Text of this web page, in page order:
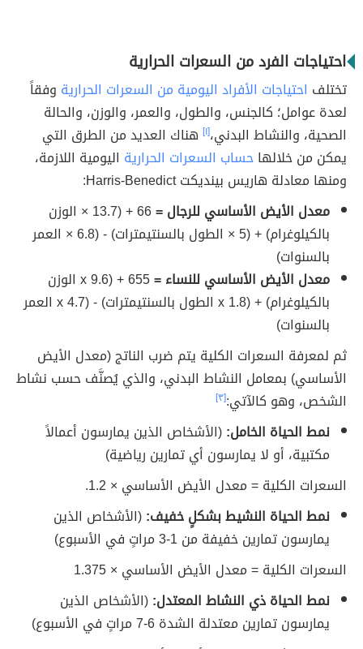
احتياجات الفرد من السعرات الحرارية
تختلف احتياجات الأفراد اليومية من السعرات الحرارية وفقاً
لعدة عوامل؛ كالجنس، والطول، والعمر، والوزن، والحالة
الصحية، والنشاط البدني،[١] هناك العديد من الطرق التي
يمكن من خلالهاحساب السعرات الحرارية اليومية اللازمة،
ومنها معادلة هاريس بينديكت Harris-Benedict:
معدل الأيض الأساسي للرجال =
66 + (13.7 × الوزن
بالكيلوغرام) + (5 × الطول بالسنتيمترات) - (6.8 × العمر
بالسنوات)
معدل الأيض الأساسي للنساء =
655 + (9.6 x الوزن
بالكيلوغرام) + (1.8 x الطول بالسنتيمترات) - (4.7 x العمر
بالسنوات)
ثم لمعرفة السعرات الكلية يتم ضرب الناتج (معدل الأيض
الأساسي) بمعامل النشاط البدني، والذي يُصنَّف حسب نشاط
الشخص، وهو كالآتي:[٣]
نمط الحياة الخامل:(الأشخاص الذين يمارسون أعمالاً
مكتبية، أو لا يمارسون أي تمارين رياضية)
السعرات الكلية = معدل الأيض الأساسي × 1.2.
نمط الحياة النشيط بشكلٍ خفيف:(الأشخاص الذين
يمارسون تمارين خفيفة من 1-3 مراتٍ في الأسبوع)
السعرات الكلية = معدل الأيض الأساسي × 1.375
نمط الحياة ذي النشاط المعتدل:(الأشخاص الذين
يمارسون تمارين معتدلة الشدة 6-7 مراتٍ في الأسبوع)